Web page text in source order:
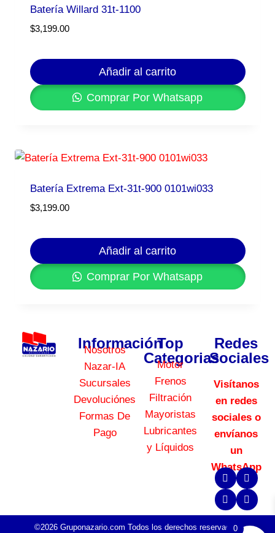
Batería Willard 31t-1100
$3,199.00
Añadir al carrito
Comprar Por Whatsapp
Batería Extrema Ext-31t-900 0101wi033
$3,199.00
Añadir al carrito
Comprar Por Whatsapp
Información
Nosotros
Nazar-IA
Sucursales
Devoluciónes
Formas De
Pago
Top
Categorias
Motor
Frenos
Filtración
Mayoristas
Lubricantes
y Líquidos
Redes
Sociales
Visítanos
en redes
sociales o
envíanos
un
WhatsApp
©2026 Gruponazario.com Todos los derechos reservados.
0